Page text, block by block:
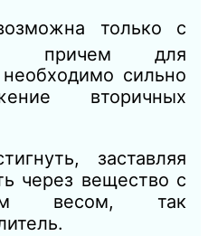
только с
причем для
сильно
вторичных
заставляя
через вещество с
весом, так